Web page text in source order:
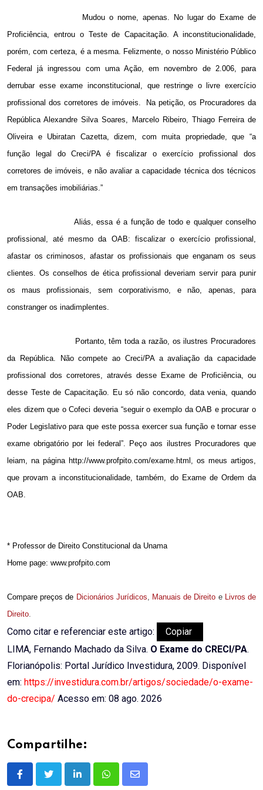
Mudou o nome, apenas. No lugar do Exame de
Proficiência, entrou o Teste de Capacitação. A inconstitucionalidade,
porém, com certeza, é a mesma. Felizmente, o nosso Ministério Público
Federal já ingressou com uma Ação, em novembro de 2.006, para
derrubar esse exame inconstitucional, que restringe o livre exercício
profissional dos corretores de imóveis.
Na petição, os Procuradores da
República Alexandre Silva Soares, Marcelo Ribeiro, Thiago Ferreira de
Oliveira e Ubiratan Cazetta, dizem, com muita propriedade, que “a
função legal do Creci/PA é fiscalizar o exercício profissional dos
corretores de imóveis, e não avaliar a capacidade técnica dos técnicos
em transações imobiliárias.”
Aliás, essa é a função de todo e qualquer conselho
profissional, até mesmo da OAB: fiscalizar o exercício profissional,
afastar os criminosos, afastar os profissionais que enganam os seus
clientes. Os conselhos de ética profissional deveriam servir para punir
os maus profissionais, sem corporativismo, e não, apenas, para
constranger os inadimplentes.
Portanto, têm toda a razão, os ilustres Procuradores
da República. Não compete ao Creci/PA a avaliação da capacidade
profissional dos corretores, através desse Exame de Proficiência, ou
desse Teste de Capacitação. Eu só não concordo, data venia, quando
eles dizem que o Cofeci deveria “seguir o exemplo da OAB e procurar o
Poder Legislativo para que este possa exercer sua função e tornar esse
exame obrigatório por lei federal”. Peço aos ilustres Procuradores que
leiam, na página http://www.profpito.com/exame.html, os meus artigos,
que provam a inconstitucionalidade, também, do Exame de Ordem da
OAB.
* Professor de Direito Constitucional da Unama
Home page: www.profpito.com
Compare preços de Dicionários Jurídicos, Manuais de Direito e Livros de
Direito.
Como citar e referenciar este artigo:
Copiar
LIMA, Fernando Machado da Silva. O Exame do CRECI/PA.
Florianópolis: Portal Jurídico Investidura, 2009. Disponível
em: https://investidura.com.br/artigos/sociedade/o-exame-
do-crecipa/ Acesso em: 08 ago. 2026
Compartilhe:
LinkedInWhatsappShare